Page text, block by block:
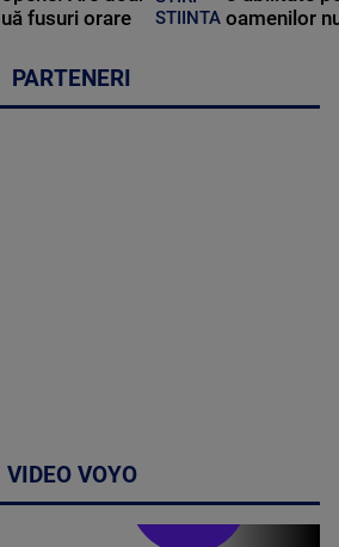
fusuri orare
STIINTA oamenilor
PARTENERI
VIDEO VOYO